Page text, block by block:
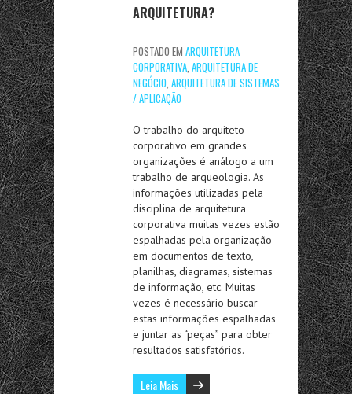
ARQUITETURA?
POSTADO EM ARQUITETURA
CORPORATIVA, ARQUITETURA DE
NEGÓCIO, ARQUITETURA DE SISTEMAS
/ APLICAÇÃO
O trabalho do arquiteto
corporativo em grandes
organizações é análogo a um
trabalho de arqueologia. As
informações utilizadas pela
disciplina de arquitetura
corporativa muitas vezes estão
espalhadas pela organização
em documentos de texto,
planilhas, diagramas, sistemas
de informação, etc. Muitas
vezes é necessário buscar
estas informações espalhadas
e juntar as “peças” para obter
resultados satisfatórios.
Leia Mais